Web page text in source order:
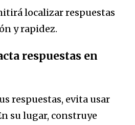
localizar respuestas
y rapidez.
respuestas en
respuestas, evita usar
su lugar, construye